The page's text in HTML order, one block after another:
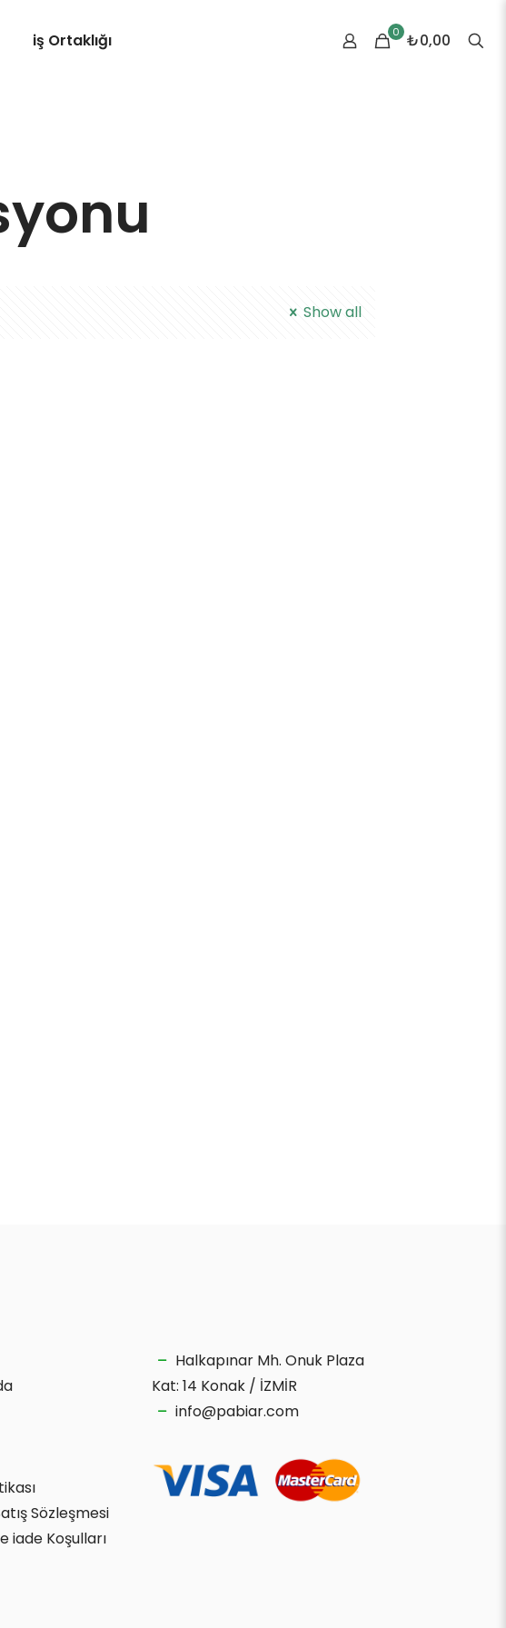
iş Ortaklığı 0 ₺0,00
Show all
Sözleşmesi
iade Koşulları
Halkapınar Mh. Onuk Plaza
Kat: 14 Konak / İZMİR
info@pabiar.com